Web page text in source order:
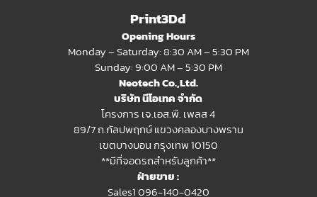
Print3Dd
Opening Hours
Monday – Saturday: 8:30 AM – 5:30 PM
Sunday: 9:00 AM – 5:30 PM
Neotech Co.,Ltd.
บริษัท นีโอเทค จำกัด
โครงการ เจ.เอส.พี. เพลส 4
89/7 ถ.กัลปพฤกษ์ แขวงคลองบางพราน
เขตบางบอน กรุงเทพ 10150
**มีที่จอดรถสำหรับลูกค้า**
ฝ่ายขาย :
Sales1 096-140-0420